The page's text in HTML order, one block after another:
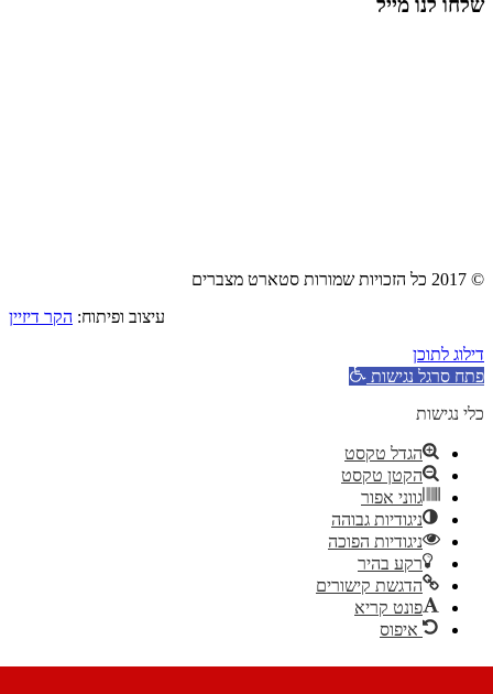
שלחו לנו מייל
© 2017 כל הזכויות שמורות סטארט מצברים
עיצוב ופיתוח: הקר דיזיין
דילוג לתוכן
פתח סרגל נגישות
כלי נגישות
הגדל טקסט
הקטן טקסט
גווני אפור
ניגודיות גבוהה
ניגודיות הפוכה
רקע בהיר
הדגשת קישורים
פונט קריא
איפוס